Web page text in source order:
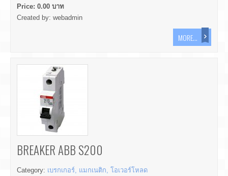
Price: 0.00 บาท
Created by: webadmin
MORE...
BREAKER ABB S200
Category: เบรกเกอร์, แมกเนติก, โอเวอร์โหลด